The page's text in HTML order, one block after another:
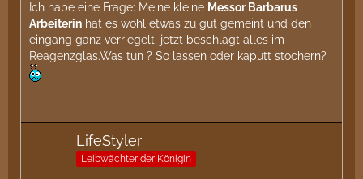
Ich habe eine Frage: Meine kleine Messor Barbarus
Arbeiterin hat es wohl etwas zu gut gemeint und den
eingang ganz verriegelt, jetzt beschlägt alles im
Reagenzglas.Was tun ? So lassen oder kaputt stochern?
LifeStyler
Leibwächter der Königin